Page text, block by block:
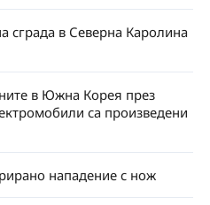
сграда в Северна Каролина
в Южна Корея през
са произведени
нападение с нож